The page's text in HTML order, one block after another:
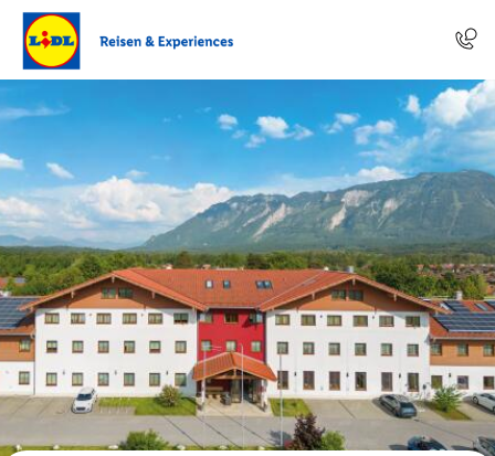
Auf der Karte anzeigen